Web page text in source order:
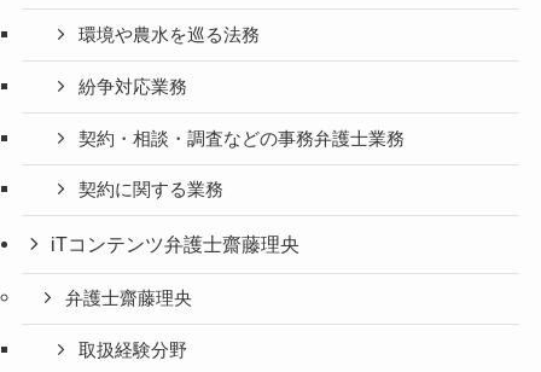
環境や農水を巡る法務
紛争対応業務
契約・相談・調査などの事務弁護士業務
契約に関する業務
iTコンテンツ弁護士齋藤理央
弁護士齋藤理央
取扱経験分野